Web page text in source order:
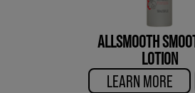
ALLSMOOTH
LOTION
LEARN MORE